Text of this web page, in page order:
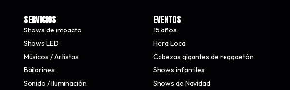
SERVICIOS
Shows de impacto
Shows LED
Músicos / Artistas
Bailarines
Sonido / Iluminación
EVENTOS
15 años
Hora Loca
Cabezas gigantes de reggaetón
Shows infantiles
Shows de Navidad